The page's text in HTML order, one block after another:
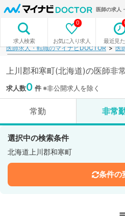
医師の求人
求人検索 お気に入り求人
0
最近見
医師求人・転職のマイナビDOCTOR 医
上川郡和寒町(北海道)の医師非
求人数0 件※非公開求人を除く
常勤 非常
選択中の検索条件
北海道上川郡和寒町
条件の